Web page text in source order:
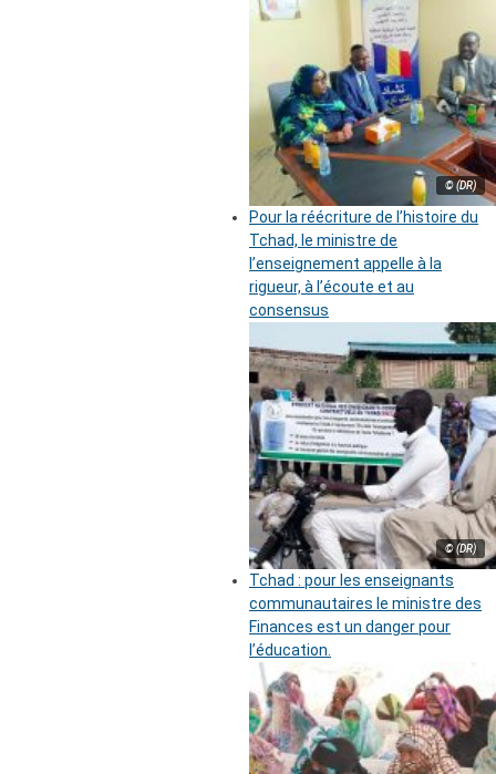
© (DR)
Pour la réécriture de l’histoire du
Tchad, le ministre de
l’enseignement appelle à la
rigueur, à l’écoute et au
consensus
© (DR)
Tchad : pour les enseignants
communautaires le ministre des
Finances est un danger pour
l’éducation.